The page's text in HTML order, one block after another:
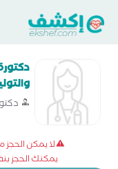
لا يمكن
يمكنك الحجز